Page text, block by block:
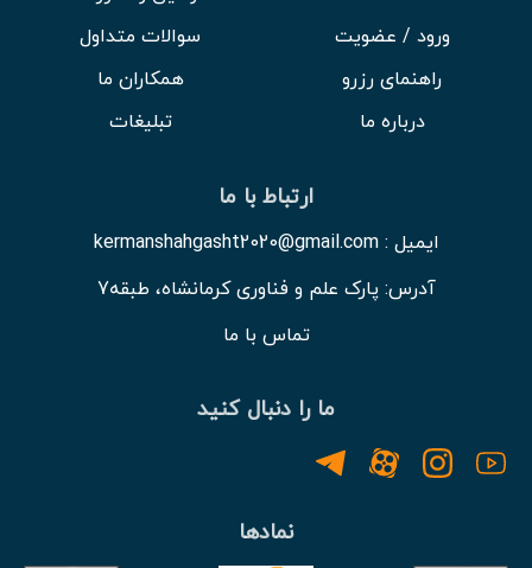
ورود / عضویت
راهنمای رزرو
درباره ما
سوالات متداول
همکاران ما
تبلیغات
ارتباط با ما
ایمیل : kermanshahgasht2020@gmail.com
آدرس: پارک علم و فناوری کرمانشاه، طبقه7
تماس با ما
ما را دنبال کنید
نمادها